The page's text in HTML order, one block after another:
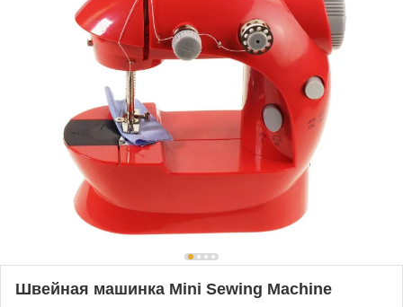
Швейная машинка Mini Sewing Machine